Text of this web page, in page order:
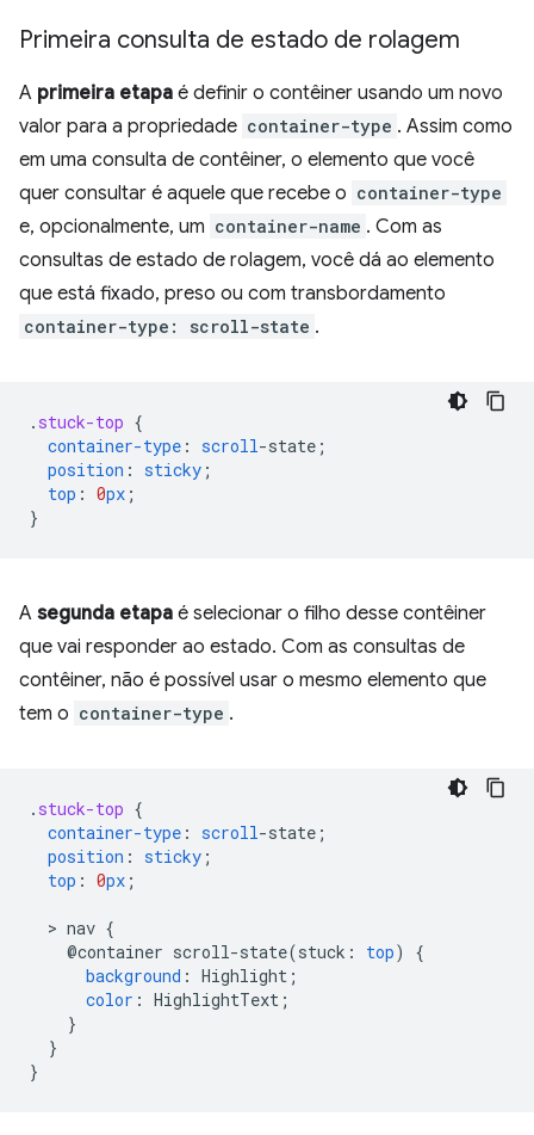
Primeira consulta de estado de rolagem
A primeira etapa é definir o contêiner usando um novo
valor para a propriedade container-type . Assim como
em uma consulta de contêiner, o elemento que você
quer consultar é aquele que recebe o container-type
e, opcionalmente, um container-name . Com as
consultas de estado de rolagem, você dá ao elemento
que está fixado, preso ou com transbordamento
container-type: scroll-state .
. stuck-top {
container-type : scroll-state ;
position : sticky ;
top : 0px ;
}
A segunda etapa é selecionar o filho desse contêiner
que vai responder ao estado. Com as consultas de
contêiner, não é possível usar o mesmo elemento que
tem o container-type .
. stuck-top {
container-type : scroll-state ;
position : sticky ;
top : 0px ;
  >
nav {
@container scroll-state(stuck : top)
{
background : Highlight ;
color : HighlightText ;
}
}
}